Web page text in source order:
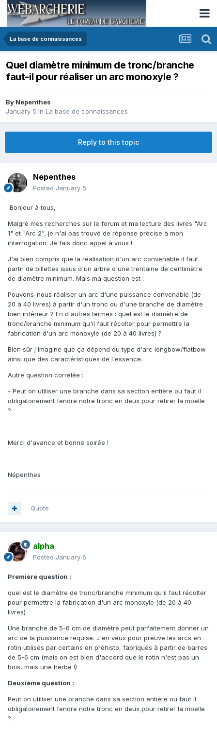
La base de connaissances
Quel diamètre minimum de tronc/branche
faut-il pour réaliser un arc monoxyle ?
By Nepenthes
January 5 in La base de connaissances
Reply to this topic
Nepenthes
Posted January 5
Bonjour à tous,
Malgré mes recherches sur le forum et ma lecture des livres "Arc
1" et "Arc 2", je n'ai pas trouvé de réponse précise à mon
interrogation. Je fais donc appel à vous !
J'ai bien compris que la réalisation d'un arc convenable il faut
partir de billettes issus d'un arbre d'une trentaine de centimètre
de diamètre minimum. Mais ma question est :
Pouvons-nous réaliser un arc d'une puissance convenable (de
20 à 40 livres) à partir d'un tronc ou d'une branche de diamètre
bien inférieur ? En d'autres termes : quel est le diamètre de
tronc/branche minimum qu'il faut récolter pour permettre la
fabrication d'un arc monoxyle (de 20 à 40 livres) ?
Bien sûr j'imagine que ça dépend du type d'arc longbow/flatbow
ainsi que des caractéristiques de l'essence.
Autre question corrélée :
- Peut on utiliser une branche dans sa section entière ou faut il
obligatoirement fendre notre tronc en deux pour retirer la moëlle
?
Merci d'avance et bonne soirée !
Népenthes
Quote
alpha
Posted January 6
Première question :
quel est le diamètre de tronc/branche minimum qu'il faut récolter
pour permettre la fabrication d'un arc monoxyle (de 20 à 40
livres)
Une branche de 5-6 cm de diamètre peut parfaitement donner un
arc de la puissance requise. J'en veux pour preuve les arcs en
rotin utilisés par certains en préhisto, fabriqués à partir de barres
de 5-6 cm (mais on est bien d'accord que le rotin n'est pas un
bois, mais une herbe !)
Deuxième question :
Peut on utiliser une branche dans sa section entière ou faut il
obligatoirement fendre notre tronc en deux pour retirer la moelle
?